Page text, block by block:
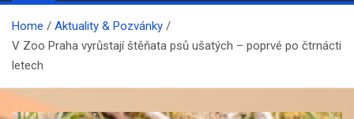
Home
Aktuality & Pozvánky
V Zoo Praha vyrůstají štěňata psů ušatých – poprvé po čtrnácti
letech